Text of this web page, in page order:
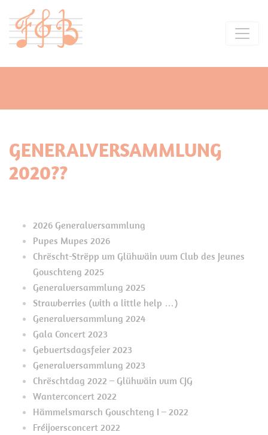
GENERALVERSAMMLUNG
2020??
2026 Generalversammlung
Pupes Mupes 2026
Chrëscht-Strëpp um Glühwäin vum Club des Jeunes
Gouschteng 2025
Generalversammlung 2025
Strawberries (with a little help …)
Generalversammlung 2024
Gala Concert 2023
Gebuertsdagsfeier 2023
Generalversammlung 2023
Chrëschtdag 2022 – Glühwäin vum CJG
Wanterconcert 2022
Hämmelsmarsch Gouschteng I – 2022
Fréijoersconcert 2022